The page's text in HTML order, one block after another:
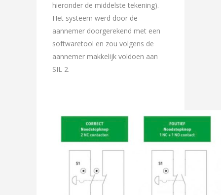
hieronder de middelste tekening).
Het systeem werd door de
aannemer doorgerekend met een
softwaretool en zou volgens de
aannemer makkelijk voldoen aan
SIL 2.